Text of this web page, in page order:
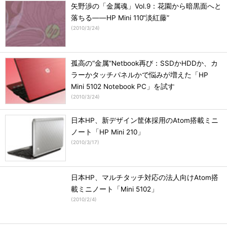
矢野渉の「金属魂」Vol.9：花園から暗黒面へと
落ちる――HP Mini 110“淡紅藤”
(2010/3/24)
孤高の“金属”Netbook再び：SSDかHDDか、カ
ラーかタッチパネルかで悩みが増えた「HP
Mini 5102 Notebook PC」を試す
(2010/3/24)
日本HP、新デザイン筐体採用のAtom搭載ミニ
ノート「HP Mini 210」
(2010/3/17)
日本HP、マルチタッチ対応の法人向けAtom搭
載ミニノート「Mini 5102」
(2010/2/4)